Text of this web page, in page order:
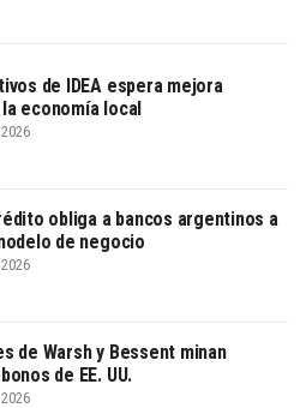
de IDEA espera mejora
economía local
obliga a bancos argentinos a
de negocio
de Warsh y Bessent minan
de EE. UU.